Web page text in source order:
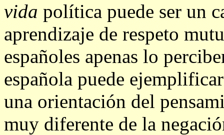
vida política puede ser un
aprendizaje de respeto
españoles apenas lo
española puede
una orientación del
muy diferente de la